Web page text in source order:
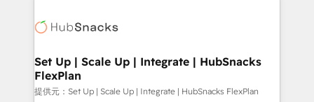
WooCommerce, BuilderTrend, and more Experience
the difference — reach out to see how AI + HubSpot
HubSpot development: websites, custom modules,
marketing, advertising, campaigns, content and
design We connect people, data and technology to
improve customer experiences. With our bright
Set Up | Scale Up | Integrate | HubSnacks
FlexPlan
提供元：Set Up | Scale Up | Integrate | HubSnacks FlexPlan